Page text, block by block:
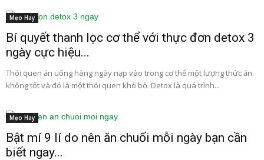
Mẹo Hay
Bí quyết thanh lọc cơ thể với thực đơn detox 3
ngày cực hiệu...
Thói quen ăn uống hàng ngày nạp vào trong cơ thể một lượng thức ăn
không tốt và đó là một thói quen khó bỏ. Detox là quá trình...
Mẹo Hay
Bật mí 9 lí do nên ăn chuối mỗi ngày bạn cần
biết ngay...